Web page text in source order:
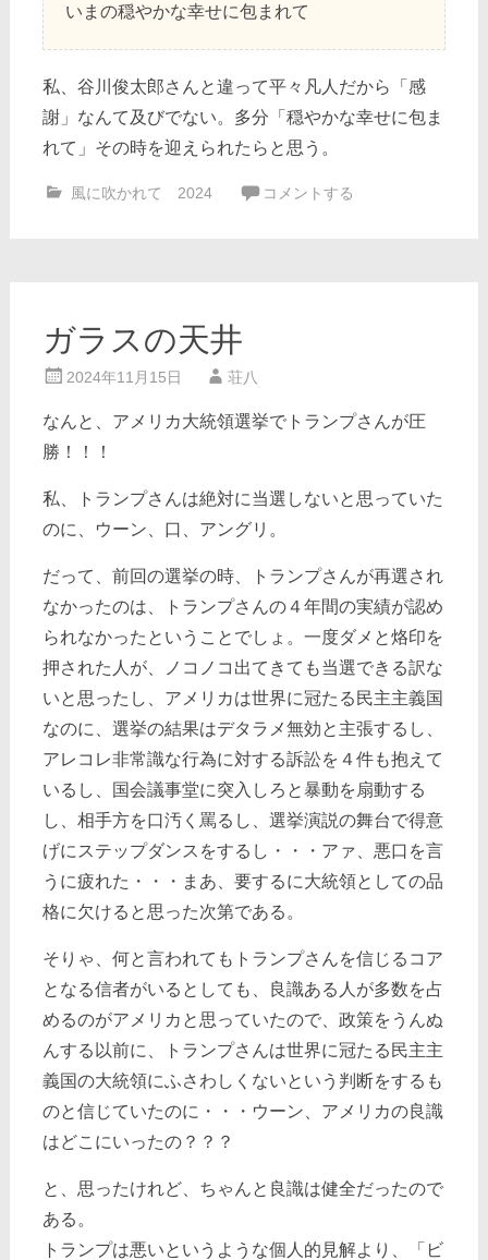
いまの穏やかな幸せに包まれて
私、谷川俊太郎さんと違って平々凡人だから「感
謝」なんて及びでない。多分「穏やかな幸せに包ま
れて」その時を迎えられたらと思う。
風に吹かれて 2024 コメントする
ガラスの天井
2024年11月15日 荘八
なんと、アメリカ大統領選挙でトランプさんが圧
勝！！！
私、トランプさんは絶対に当選しないと思っていた
のに、ウーン、口、アングリ。
だって、前回の選挙の時、トランプさんが再選され
なかったのは、トランプさんの４年間の実績が認め
られなかったということでしょ。一度ダメと烙印を
押された人が、ノコノコ出てきても当選できる訳な
いと思ったし、アメリカは世界に冠たる民主主義国
なのに、選挙の結果はデタラメ無効と主張するし、
アレコレ非常識な行為に対する訴訟を４件も抱えて
いるし、国会議事堂に突入しろと暴動を扇動する
し、相手方を口汚く罵るし、選挙演説の舞台で得意
げにステップダンスをするし・・・アァ、悪口を言
うに疲れた・・・まあ、要するに大統領としての品
格に欠けると思った次第である。
そりゃ、何と言われてもトランプさんを信じるコア
となる信者がいるとしても、良識ある人が多数を占
めるのがアメリカと思っていたので、政策をうんぬ
んする以前に、トランプさんは世界に冠たる民主主
義国の大統領にふさわしくないという判断をするも
のと信じていたのに・・・ウーン、アメリカの良識
はどこにいったの？？？
と、思ったけれど、ちゃんと良識は健全だったので
ある。
トランプは悪いというような個人的見解より、「ビ